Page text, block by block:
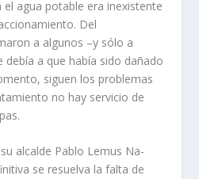
el agua potable era inexistente
Del
a algunos –y sólo a
debía a que había sido dañado
siguen los problemas
no hay servicio de
alcalde Pablo Lemus Na­
se resuelva la falta de